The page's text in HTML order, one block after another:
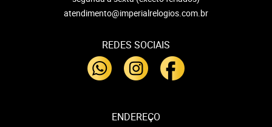
atendimento@imperialrelogios.com.br
REDES SOCIAIS
ENDEREÇO